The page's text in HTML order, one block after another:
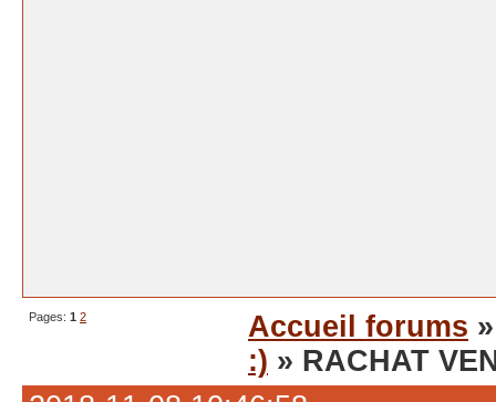
Pages: 1 2 Accueil forums
:) » RACHAT